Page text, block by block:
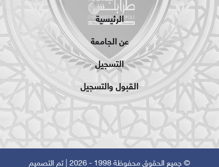
الرئيسية
عن الجامعة
التسجيل
القبول والتسجيل
© جميع الحقوق محفوظة 1998 - 2026 | تم التصميم